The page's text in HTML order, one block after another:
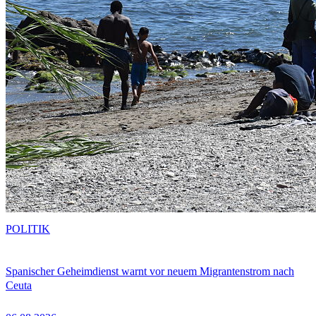
Spanischer Geheimdienst warnt vor neuem Migrantenstrom nach
Ceuta
POLITIK